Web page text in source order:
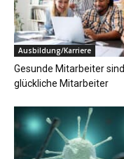
Ausbildung/Karriere
Gesunde Mitarbeiter sind
glückliche Mitarbeiter